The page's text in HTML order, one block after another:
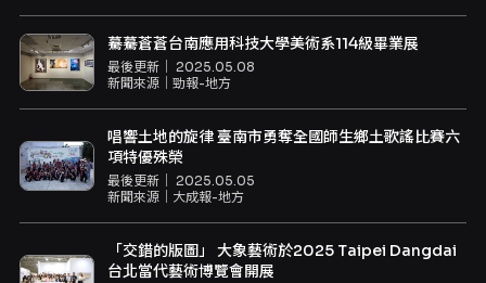
驀驀蒼蒼台南應用科技大學美術系114級畢業展
最後更新｜ 2025.05.08
新聞來源｜ 勁報-地方
唱響土地的旋律 臺南市勇奪全國師生鄉土歌謠比賽六
項特優殊榮
最後更新｜ 2025.05.05
新聞來源｜ 大成報-地方
「交錯的版圖」 大象藝術於2025 Taipei Dangdai
台北當代藝術博覽會開展